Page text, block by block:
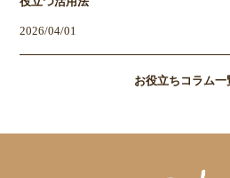
2026/04/01
お役立ちコラム一